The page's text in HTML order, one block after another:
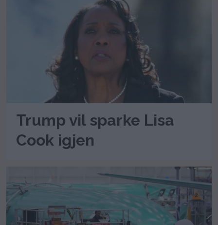
Trump vil sparke Lisa
Cook igjen